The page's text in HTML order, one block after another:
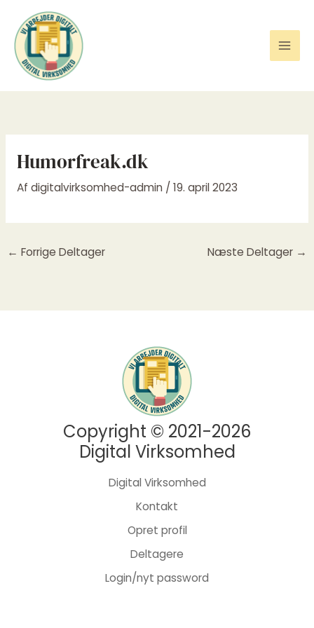
indholdet
Humorfreak.dk
Af digitalvirksomhed-admin / 19. april 2023
← Forrige Deltager Næste Deltager →
Copyright © 2021-2026
Digital Virksomhed
Digital Virksomhed
Kontakt
Opret profil
Deltagere
Login/nyt password